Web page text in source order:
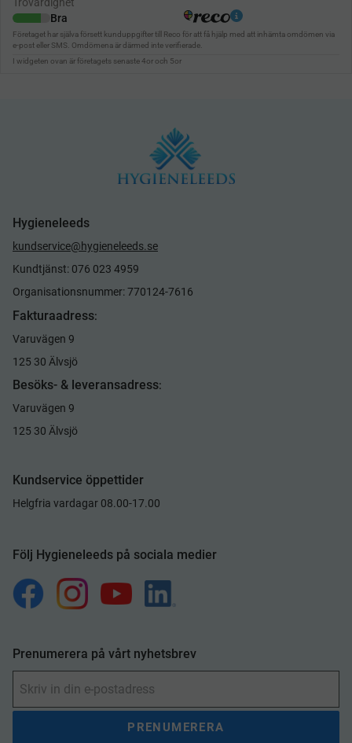
Hygieneleeds
kundservice@hygieneleeds.se
Kundtjänst: 076 023 4959
Organisationsnummer: 770124-7616
Fakturaadress:
Varuvägen 9
125 30 Älvsjö
Besöks- & leveransadress:
Varuvägen 9
125 30 Älvsjö
Kundservice öppettider
Helgfria vardagar 08.00-17.00
Följ Hygieneleeds på sociala medier
Prenumerera på vårt nyhetsbrev
PRENUMERERA